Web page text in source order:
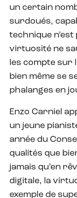
un certain
surdoués,
technique n’est
virtuosité ne
les compte sur
bien même se
phalanges en
Enzo Carniel
un jeune
année du
qualités que
jamais qu’en
digitale, la
exemple de